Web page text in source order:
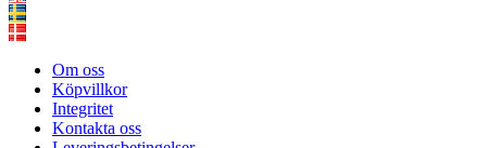
Om oss
Köpvillkor
Integritet
Kontakta oss